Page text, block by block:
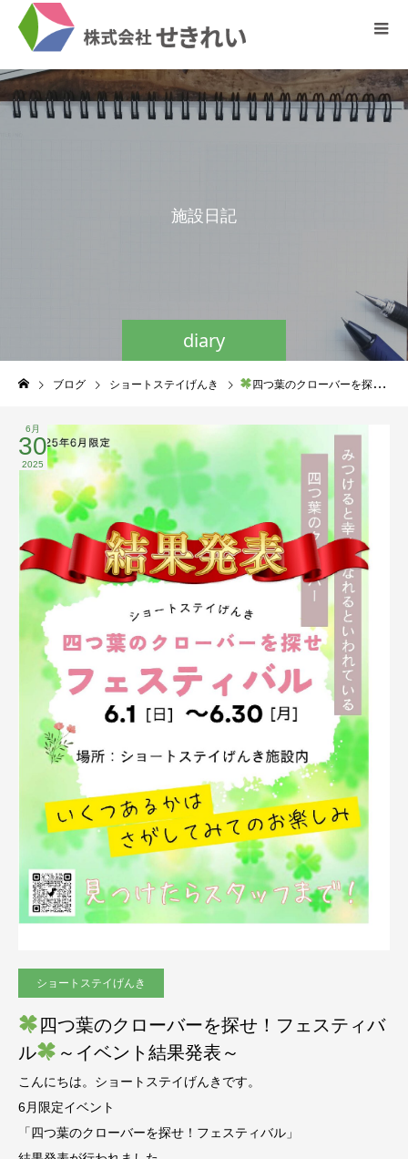
diary
施設日記
ブログ ショートステイげんき 四つ葉のクローバーを探せ！フェスティバル
6月
30
2025
ショートステイげんき
四つ葉のクローバーを探せ！フェスティバ
ル
～イベント結果発表～
こんにちは。ショートステイげんきです。
6月限定イベント
「四つ葉のクローバーを探せ！フェスティバル」